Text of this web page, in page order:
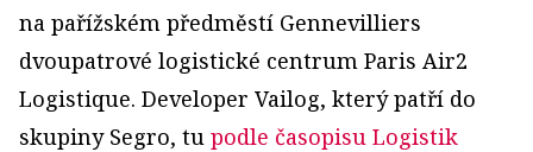
na pařížském předměstí Gennevilliers
dvoupatrové logistické centrum Paris Air2
Logistique. Developer Vailog, který patří do
skupiny Segro, tu podle časopisu Logistik